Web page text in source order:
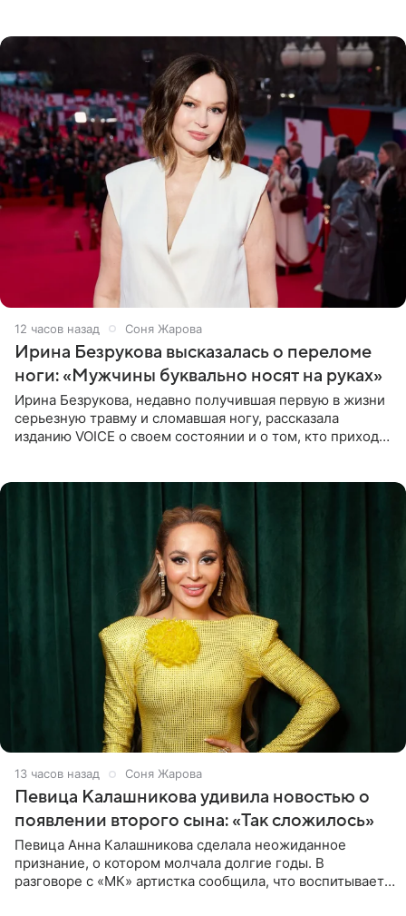
12 часов назад Соня Жарова
Ирина Безрукова высказалась о переломе
ноги: «Мужчины буквально носят на руках»
Ирина Безрукова, недавно получившая первую в жизни
серьезную травму и сломавшая ногу, рассказала
изданию VOICE о своем состоянии и о том, кто приходит
13 часов назад Соня Жарова
Певица Калашникова удивила новостью о
появлении второго сына: «Так сложилось»
Певица Анна Калашникова сделала неожиданное
признание, о котором молчала долгие годы. В
разговоре с «МК» артистка сообщила, что воспитывает